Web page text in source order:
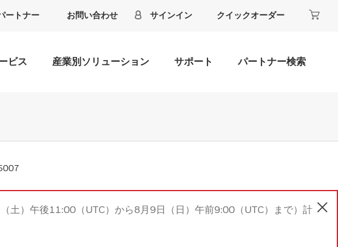
ートナー お問い合わせ サインイン クイックオーダー
ビス 産業別ソリューション サポート パートナー検索
土）午後11:00（UTC）から8月9日（日）午前9:00（UTC）まで）計